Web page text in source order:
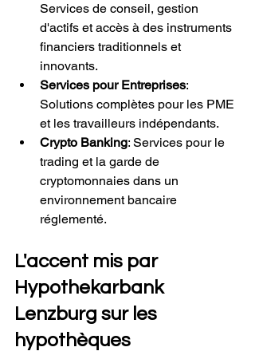
Services de conseil, gestion
d'actifs et accès à des instruments
financiers traditionnels et
innovants.
Services pour Entreprises:
Solutions complètes pour les PME
et les travailleurs indépendants.
Crypto Banking: Services pour le
trading et la garde de
cryptomonnaies dans un
environnement bancaire
réglementé.
L'accent mis par
Hypothekarbank
Lenzburg sur les
hypothèques